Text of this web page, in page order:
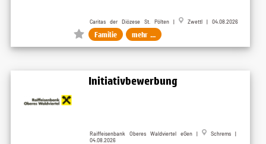
Caritas der Diözese St. Pölten | Zwettl | 04.08.2026
Familie mehr ...
Initiativbewerbung
Raiffeisenbank Oberes Waldviertel eGen |
Schrems |
04.08.2026